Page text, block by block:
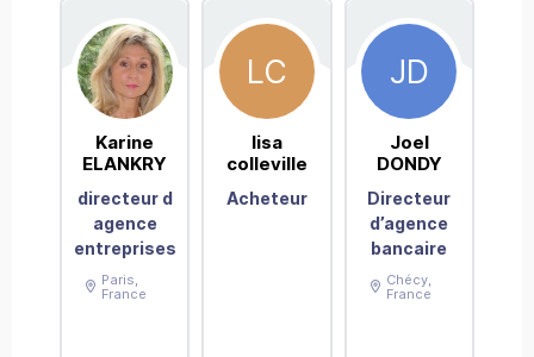
Karine
ELANKRY
directeur d
agence
entreprises
Paris
France
LC
lisa
colleville
Acheteur
JD
Joel
DONDY
Directeur
d’agence
bancaire
Chécy,
France